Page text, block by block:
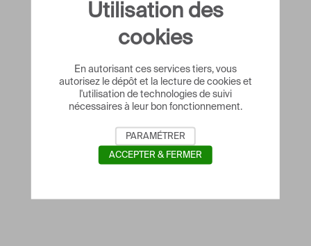
Utilisation des
cookies
En autorisant ces services tiers, vous
autorisez le dépôt et la lecture de cookies et
l'utilisation de technologies de suivi
nécessaires à leur bon fonctionnement.
PARAMÉTRER
ACCEPTER & FERMER